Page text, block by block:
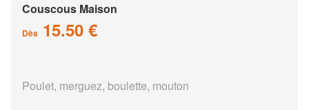
Couscous Maison
Dès 15.50 €
Poulet, merguez, boulette, mouton